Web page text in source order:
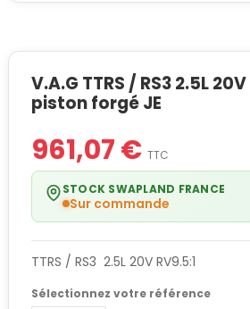
V.A.G TTRS / RS3 2.5L
piston forgé JE
961,07 € TTC
STOCK SWAPLAND FRANCE
Sur commande
TTRS / RS3 2.5L 20V RV9.5:1
Sélectionnez votre référence